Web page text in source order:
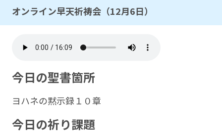
オンライン早天祈祷会（12月6日）
今日の聖書箇所
ヨハネの黙示録１０章
今日の祈り課題